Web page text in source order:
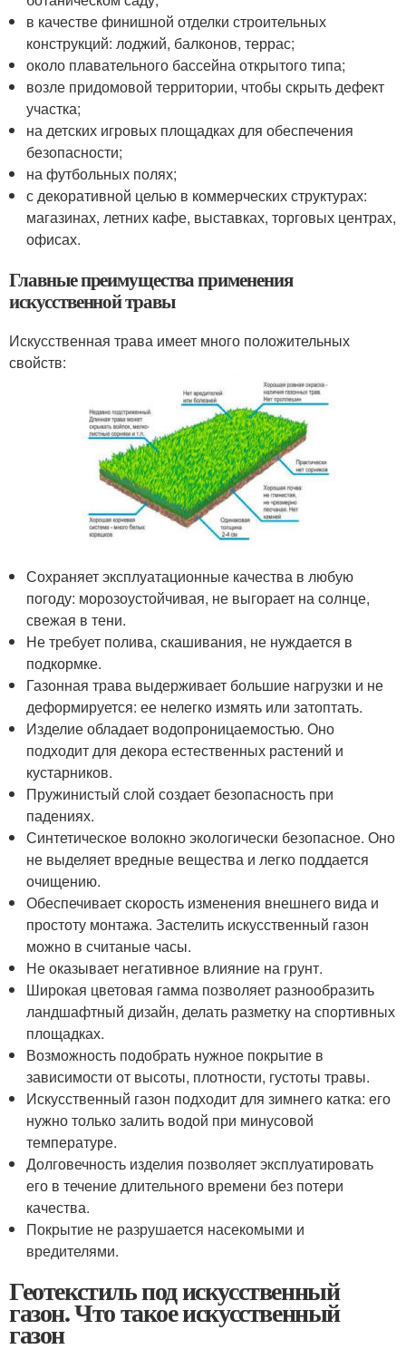
в качестве финишной отделки строительных
конструкций: лоджий, балконов, террас;
около плавательного бассейна открытого типа;
возле придомовой территории, чтобы скрыть дефект
участка;
на детских игровых площадках для обеспечения
безопасности;
на футбольных полях;
с декоративной целью в коммерческих структурах:
магазинах, летних кафе, выставках, торговых центрах,
офисах.
Главные преимущества применения
искусственной травы
Искусственная трава имеет много положительных
свойств:
Сохраняет эксплуатационные качества в любую
погоду: морозоустойчивая, не выгорает на солнце,
свежая в тени.
Не требует полива, скашивания, не нуждается в
подкормке.
Газонная трава выдерживает большие нагрузки и не
деформируется: ее нелегко измять или затоптать.
Изделие обладает водопроницаемостью. Оно
подходит для декора естественных растений и
кустарников.
Пружинистый слой создает безопасность при
падениях.
Синтетическое волокно экологически безопасное. Оно
не выделяет вредные вещества и легко поддается
очищению.
Обеспечивает скорость изменения внешнего вида и
простоту монтажа. Застелить искусственный газон
можно в считаные часы.
Не оказывает негативное влияние на грунт.
Широкая цветовая гамма позволяет разнообразить
ландшафтный дизайн, делать разметку на спортивных
площадках.
Возможность подобрать нужное покрытие в
зависимости от высоты, плотности, густоты травы.
Искусственный газон подходит для зимнего катка: его
нужно только залить водой при минусовой
температуре.
Долговечность изделия позволяет эксплуатировать
его в течение длительного времени без потери
качества.
Покрытие не разрушается насекомыми и
вредителями.
Геотекстиль под искусственный
газон. Что такое искусственный
газон